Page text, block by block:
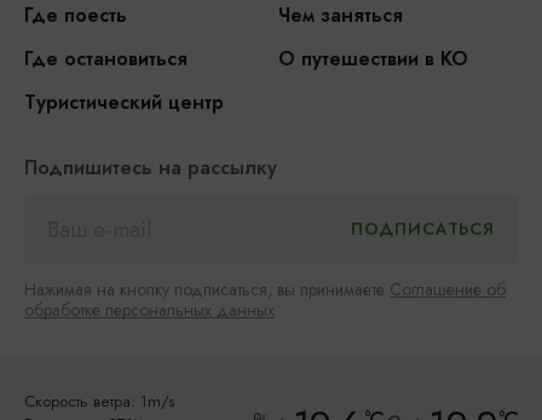
Где поесть
Чем заняться
Где остановиться
О путешествии в КО
Туристический центр
Подпишитесь на рассылку
Нажимая на кнопку подписаться, вы принимаете Соглашение об
обработке персональных данных
Скорость ветра: 1m/s